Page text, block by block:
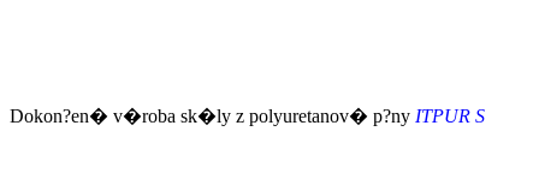
Dokon?en� v�roba sk�ly z polyuretanov� p?ny ITPUR S